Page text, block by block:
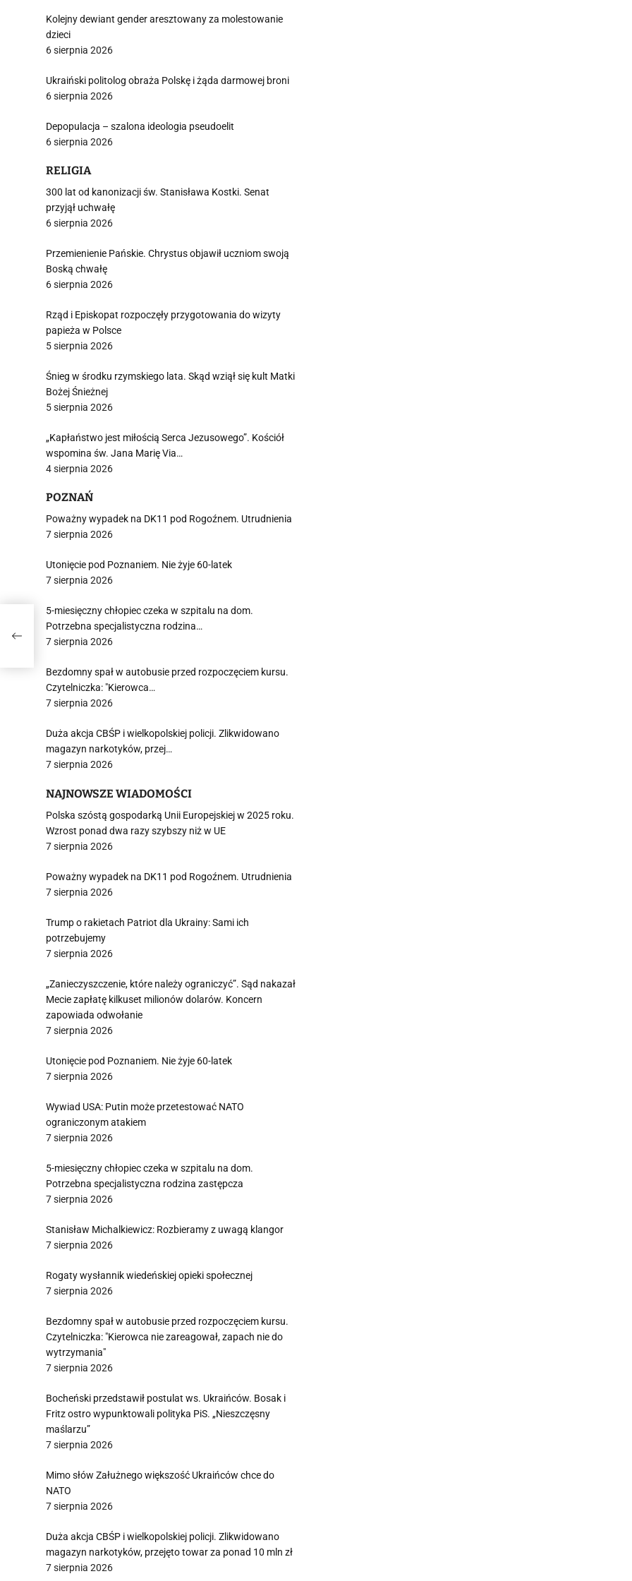
Kolejny dewiant gender aresztowany za molestowanie
dzieci
6 sierpnia 2026
Ukraiński politolog obraża Polskę i żąda darmowej broni
6 sierpnia 2026
Depopulacja – szalona ideologia pseudoelit
6 sierpnia 2026
RELIGIA
300 lat od kanonizacji św. Stanisława Kostki. Senat
przyjął uchwałę
6 sierpnia 2026
Przemienienie Pańskie. Chrystus objawił uczniom swoją
Boską chwałę
6 sierpnia 2026
Rząd i Episkopat rozpoczęły przygotowania do wizyty
papieża w Polsce
5 sierpnia 2026
Śnieg w środku rzymskiego lata. Skąd wziął się kult Matki
Bożej Śnieżnej
5 sierpnia 2026
„Kapłaństwo jest miłością Serca Jezusowego”. Kościół
wspomina św. Jana Marię Via…
4 sierpnia 2026
POZNAŃ
Poważny wypadek na DK11 pod Rogoźnem. Utrudnienia
7 sierpnia 2026
Utonięcie pod Poznaniem. Nie żyje 60-latek
7 sierpnia 2026
5-miesięczny chłopiec czeka w szpitalu na dom.
Potrzebna specjalistyczna rodzina…
7 sierpnia 2026
Bezdomny spał w autobusie przed rozpoczęciem kursu.
Czytelniczka: "Kierowca…
7 sierpnia 2026
Duża akcja CBŚP i wielkopolskiej policji. Zlikwidowano
magazyn narkotyków, przej…
7 sierpnia 2026
NAJNOWSZE WIADOMOŚCI
Polska szóstą gospodarką Unii Europejskiej w 2025 roku.
Wzrost ponad dwa razy szybszy niż w UE
7 sierpnia 2026
Poważny wypadek na DK11 pod Rogoźnem. Utrudnienia
7 sierpnia 2026
Trump o rakietach Patriot dla Ukrainy: Sami ich
potrzebujemy
7 sierpnia 2026
„Zanieczyszczenie, które należy ograniczyć”. Sąd nakazał
Mecie zapłatę kilkuset milionów dolarów. Koncern
zapowiada odwołanie
7 sierpnia 2026
Utonięcie pod Poznaniem. Nie żyje 60-latek
7 sierpnia 2026
Wywiad USA: Putin może przetestować NATO
ograniczonym atakiem
7 sierpnia 2026
5-miesięczny chłopiec czeka w szpitalu na dom.
Potrzebna specjalistyczna rodzina zastępcza
7 sierpnia 2026
Stanisław Michalkiewicz: Rozbieramy z uwagą klangor
7 sierpnia 2026
Rogaty wysłannik wiedeńskiej opieki społecznej
7 sierpnia 2026
Bezdomny spał w autobusie przed rozpoczęciem kursu.
Czytelniczka: "Kierowca nie zareagował, zapach nie do
wytrzymania"
7 sierpnia 2026
Bocheński przedstawił postulat ws. Ukraińców. Bosak i
Fritz ostro wypunktowali polityka PiS. „Nieszczęsny
maślarzu”
7 sierpnia 2026
Mimo słów Załużnego większość Ukraińców chce do
NATO
7 sierpnia 2026
Duża akcja CBŚP i wielkopolskiej policji. Zlikwidowano
magazyn narkotyków, przejęto towar za ponad 10 mln zł
7 sierpnia 2026